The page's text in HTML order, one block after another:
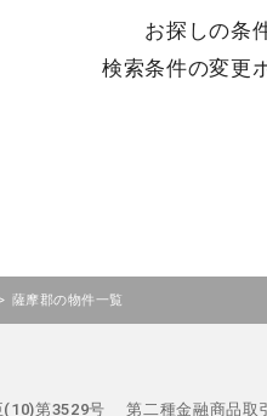
お探しの条
検索条件の変更
> 薩摩郡の物件一覧
(10)第3529号
第二種金融商品取